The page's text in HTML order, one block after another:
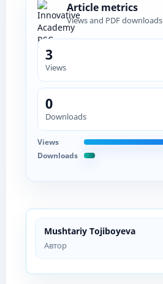
Mushtariy Tojiboyeva
Автор
Article metrics
Views and PDF downloads
3
Views
0
Downloads
Views
Downloads